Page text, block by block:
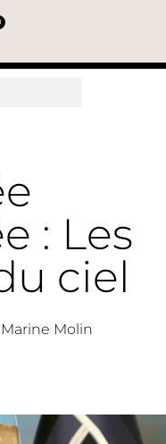
: Les
ciel
Marine Molin